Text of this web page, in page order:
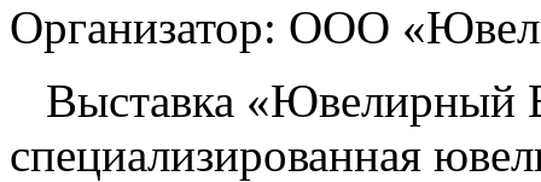
Организатор: ООО
Выставка «Ювелирный
специализированная